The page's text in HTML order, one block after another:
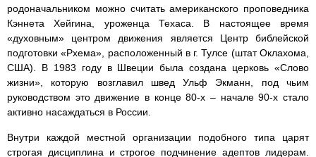
родоначальником можно считать американского проповедника
Кэннета Хейгина, уроженца Техаса. В настоящее время
«духовным» центром движения является Центр библейской
подготовки «Рхема», расположенный в г. Тулсе (штат Оклахома,
США). В 1983 году в Швеции была создана церковь «Слово
жизни», которую возглавил швед Ульф Экманн, под чьим
руководством это движение в конце 80-х – начале 90-х стало
активно насаждаться в России.
Внутри каждой местной организации подобного типа царят
строгая дисциплина и строгое подчинение адептов лидерам.